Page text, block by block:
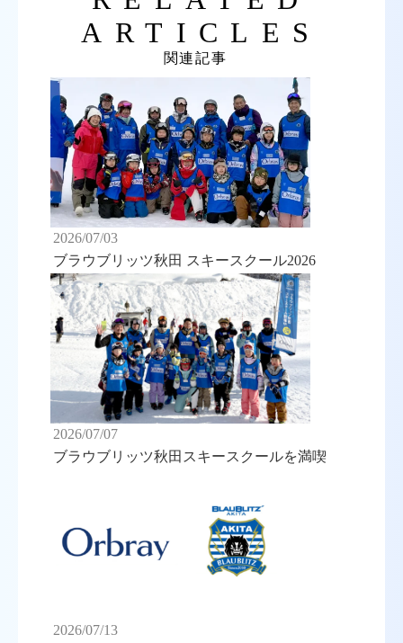
ARTICLES
関連記事
2026/07/03
ブラウブリッツ秋田 スキースクール2026
2026/07/07
ブラウブリッツ秋田スキースクールを満喫
2026/07/13